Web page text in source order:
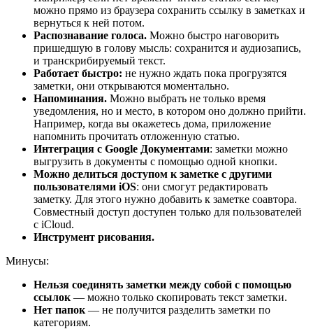
можно прямо из браузера сохранить ссылку в заметках и
вернуться к ней потом.
Распознавание голоса. Можно быстро наговорить
пришедшую в голову мысль: сохранится и аудиозапись,
и транскрибируемый текст.
Работает быстро: не нужно ждать пока прогрузятся
заметки, они открываются моментально.
Напоминания. Можно выбрать не только время
уведомления, но и место, в котором оно должно прийти.
Например, когда вы окажетесь дома, приложение
напомнить прочитать отложенную статью.
Интеграция с Google Документами: заметки можно
выгрузить в документы с помощью одной кнопки.
Можно делиться доступом к заметке с другими
пользователями iOS: они смогут редактировать
заметку. Для этого нужно добавить к заметке соавтора.
Совместный доступ доступен только для пользователей
с iCloud.
Инструмент рисования.
Минусы:
Нельзя соединять заметки между собой с помощью
ссылок — можно только скопировать текст заметки.
Нет папок — не получится разделить заметки по
категориям.